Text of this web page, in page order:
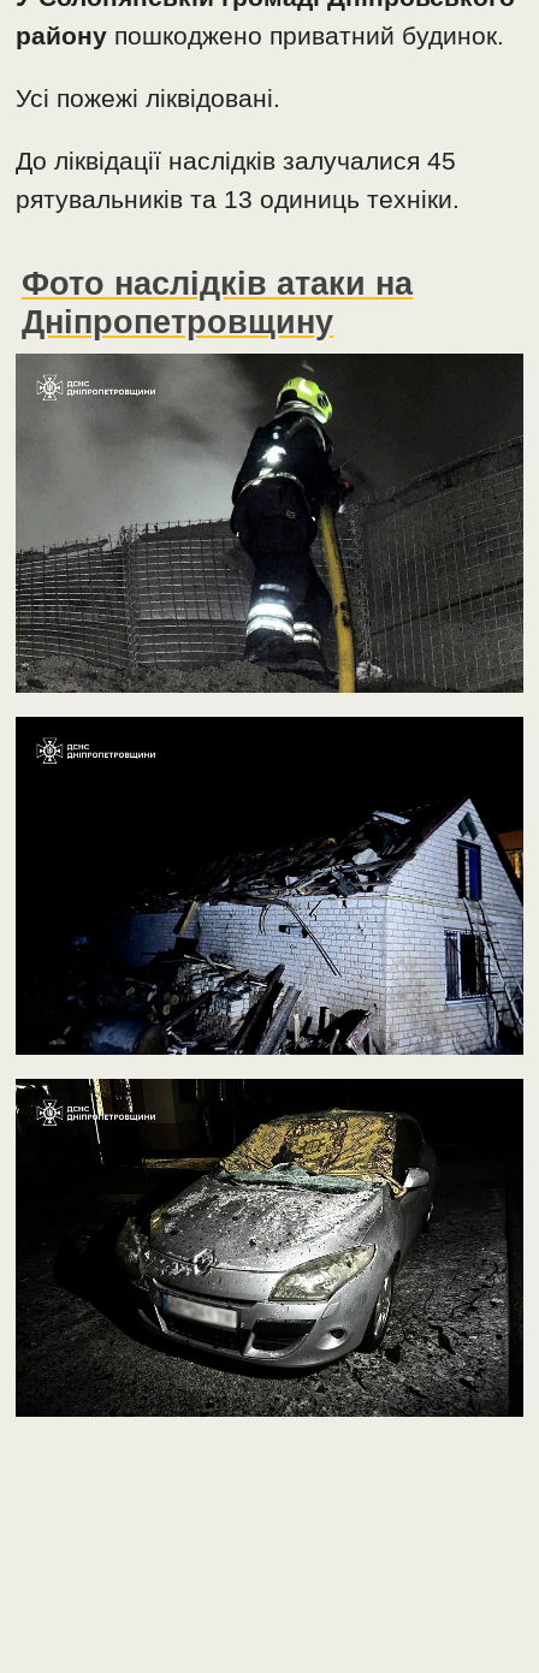
району пошкоджено приватний будинок.
Усі пожежі ліквідовані.
До ліквідації наслідків залучалися 45
рятувальників та 13 одиниць техніки.
Фото наслідків атаки на
Дніпропетровщину